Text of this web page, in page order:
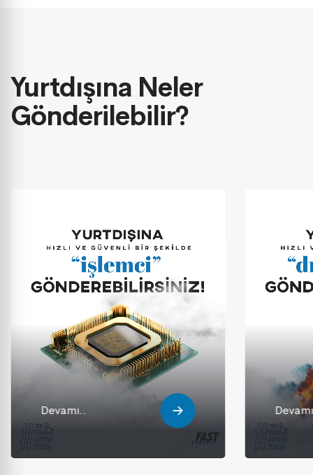
Yurtdışına Neler
Gönderilebilir?
Devamı..